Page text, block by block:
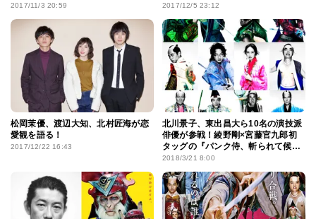
2017/11/3 20:59 2017/12/5 23:12
松岡茉優、渡辺大知、北村匠海が恋
愛観を語る！
2017/12/22 16:43
北川景子、東出昌大ら10名の演技派
俳優が参戦！綾野剛×宮藤官九郎初
タッグの『パンク侍、斬られて候』
鮮烈なイメージビジュアルも
2018/3/21 8:00